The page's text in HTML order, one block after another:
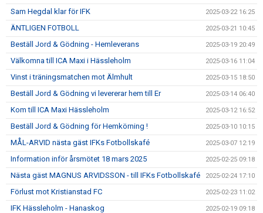
Sam Hegdal klar för IFK 2025-03-22 16:25
ÄNTLIGEN FOTBOLL 2025-03-21 10:45
Beställ Jord & Gödning - Hemleverans 2025-03-19 20:49
Välkomna till ICA Maxi i Hässleholm 2025-03-16 11:04
Vinst i träningsmatchen mot Älmhult 2025-03-15 18:50
Beställ Jord & Gödning vi levererar hem till Er 2025-03-14 06:40
Kom till ICA Maxi Hässleholm 2025-03-12 16:52
Beställ Jord & Gödning för Hemkörning ! 2025-03-10 10:15
MÅL-ARVID nästa gäst IFKs Fotbollskafé 2025-03-07 12:19
Information inför årsmötet 18 mars 2025 2025-02-25 09:18
Nästa gäst MAGNUS ARVIDSSON - till IFKs Fotbollskafé 2025-02-24 17:10
Förlust mot Kristianstad FC 2025-02-23 11:02
IFK Hässleholm - Hanaskog 2025-02-19 09:18